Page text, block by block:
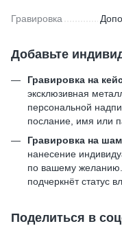
Гравировка
Добавьте
Гравировка на
эксклюзивная
персональной
послание, имя или
Гравировка на
нанесение
по вашему
подчеркнёт статус
Поделиться в